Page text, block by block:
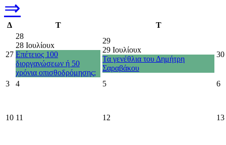
⇒
Δ Τ Τ
27
28
28 Ιουλίουx
Επέτειος 100
διοργανώσεων ή 50
χρόνια οπισθοδρόμησης;
29
29 Ιουλίουx
Τα γενέθλια του Δημήτρη
Σαραβάκου
30
3 4 5 6
10 11 12 13